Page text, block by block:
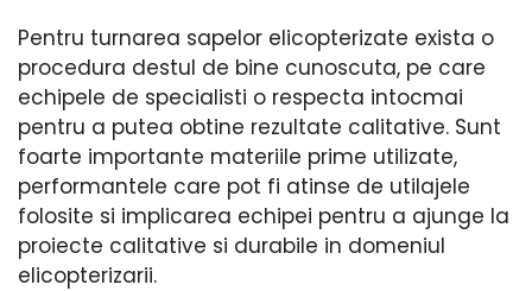
Pentru turnarea sapelor elicopterizate exista o
procedura destul de bine cunoscuta, pe care
echipele de specialisti o respecta intocmai
pentru a putea obtine rezultate calitative. Sunt
foarte importante materiile prime utilizate,
performantele care pot fi atinse de utilajele
folosite si implicarea echipei pentru a ajunge la
proiecte calitative si durabile in domeniul
elicopterizarii.